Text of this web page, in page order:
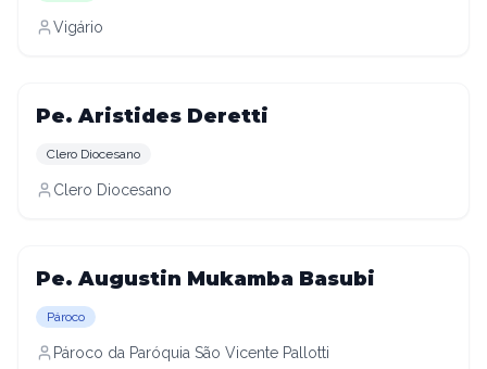
Vigário
Pe. Aristides Deretti
Clero Diocesano
Clero Diocesano
Pe. Augustin Mukamba Basubi
Pároco
Pároco da Paróquia São Vicente Pallotti